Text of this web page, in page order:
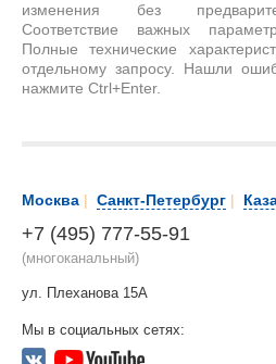
изменения без
Соответствие важных
Полные технические
отдельному запросу. Нашли
нажмите Ctrl+Enter.
Москва | Санкт-Петербург |
+7 (495) 777-55-91
(многоканальный)
ул. Плеханова 15А
Мы в социальных сетях: